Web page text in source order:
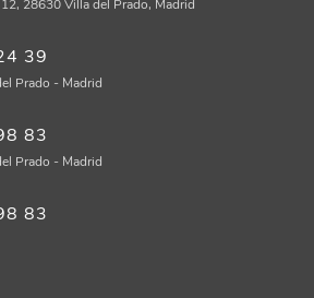
28630 Villa del Prado, Madrid
39
Prado - Madrid
83
Prado - Madrid
83